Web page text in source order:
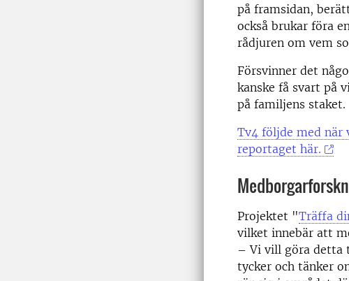
på framsidan,
också brukar föra
rådjuren om vem
Försvinner det
kanske få svart på
på familjens staket.
Tv4 följde med när
reportaget här.
Projektet "Träffa
vilket innebär att
– Vi vill göra detta
tycker och tänker